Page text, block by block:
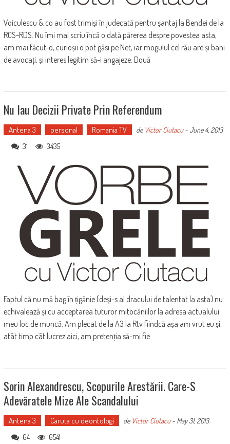
Voiculescu & co au fost trimiși în judecată pentru șantaj la Bendei de la
RCS-RDS. Nu îmi mai scriu încă o dată părerea despre povestea asta,
am mai făcut-o, curioșii o pot găsi pe Net, iar mogulul cel rău are și bani
de avocați, și interes legitim să-i angajeze. Două
Nu Iau Decizii Private Prin Referendum
Antena 3 personal Romania TV de Victor Ciutacu-June 4, 2013
31 3435
Faptul că nu mă bag în țigănie (deşi-s al dracului de talentat la asta) nu
echivalează și cu acceptarea tuturor mitocăniilor la adresa actualului
meu loc de muncă. Am plecat de la A3 la Rtv fiindcă așa am vrut eu și,
atât timp cât lucrez aici, am pretenția să-mi fie
Sorin Alexandrescu, Scopurile Arestării. Care-S
Adevăratele Mize Ale Scandalului
Antena 3 Caruta cu deontologi de Victor Ciutacu- May 31, 2013
64 6541